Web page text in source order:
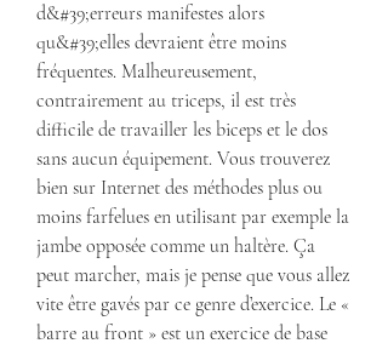
d&#39;erreurs manifestes alors
qu&#39;elles devraient être moins
fréquentes. Malheureusement,
contrairement au triceps, il est très
difficile de travailler les biceps et le dos
sans aucun équipement. Vous trouverez
bien sur Internet des méthodes plus ou
moins farfelues en utilisant par exemple la
jambe opposée comme un haltère. Ça
peut marcher, mais je pense que vous allez
vite être gavés par ce genre d’exercice. Le «
barre au front » est un exercice de base